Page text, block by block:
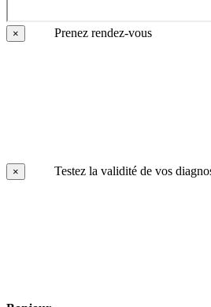
× Prenez rendez-vous
× Testez la validité de vos